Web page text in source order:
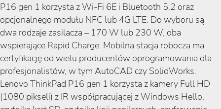
P16 gen 1 korzysta z Wi-Fi 6E i Bluetooth 5.2 oraz
opcjonalnego modułu NFC lub 4G LTE. Do wyboru są
dwa rodzaje zasilacza – 170 W lub 230 W, oba
wspierające Rapid Charge. Mobilna stacja robocza ma
certyfikację od wielu producentów oprogramowania dla
profesjonalistów, w tym AutoCAD czy SolidWorks.
Lenovo ThinkPad P16 gen 1 korzysta z kamery Full HD
(1080 pikseli) z IR współpracującej z Windows Hello,